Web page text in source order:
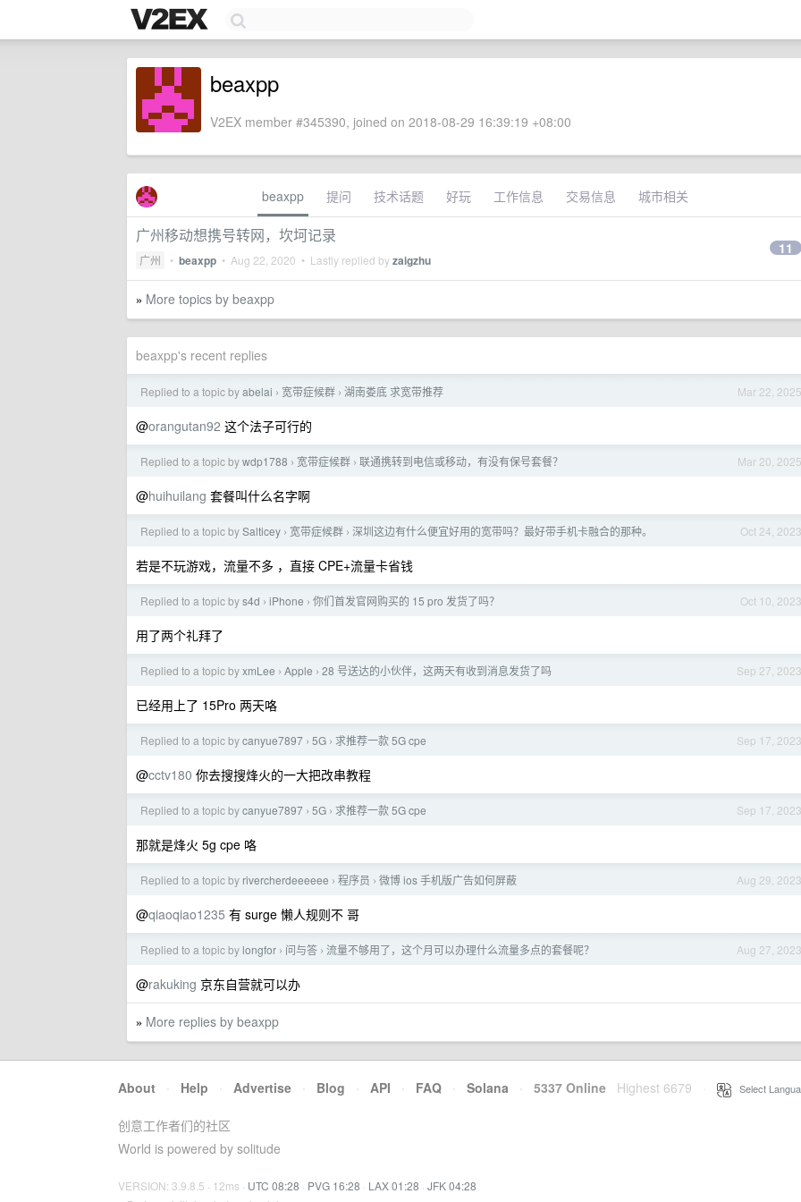
beaxpp
V2EX member #345390, joined on 2018-08-29 16:39:19 +08:00
beaxpp 提问 技术话题 好玩 工作信息 交易信息 城市相关
广州移动想携号转网，坎坷记录
广州 • beaxpp • Aug 22, 2020 • Lastly replied byzaigzhu
11
» More topics by beaxpp
beaxpp's recent replies
Mar 22, 2025
Replied to a topic byabelai › 宽带症候群 › 湖南娄底 求宽带推荐
@orangutan92 这个法子可行的
Mar 20, 2025
Replied to a topic bywdp1788 › 宽带症候群 › 联通携转到电信或移动，有没有保号套餐？
@huihuilang 套餐叫什么名字啊
Oct 24, 2023
Replied to a topic bySalticey › 宽带症候群 › 深圳这边有什么便宜好用的宽带吗？最好带手机卡融合的那种。
若是不玩游戏，流量不多 ，直接 CPE+流量卡省钱
Oct 10, 2023
Replied to a topic bys4d › iPhone › 你们首发官网购买的 15 pro 发货了吗？
用了两个礼拜了
Sep 27, 2023
Replied to a topic byxmLee › Apple › 28 号送达的小伙伴，这两天有收到消息发货了吗
已经用上了 15Pro 两天咯
Sep 17, 2023
Replied to a topic bycanyue7897 › 5G › 求推荐一款 5G cpe
@cctv180 你去搜搜烽火的一大把改串教程
Sep 17, 2023
Replied to a topic bycanyue7897 › 5G › 求推荐一款 5G cpe
那就是烽火 5g cpe 咯
Aug 29, 2023
Replied to a topic by rivercherdeeeeee › 程序员 › 微博 ios 手机版广告如何屏蔽
@qiaoqiao1235 有 surge 懒人规则不 哥
Aug 27, 2023
Replied to a topic by longfor › 问与答 › 流量不够用了，这个月可以办理什么流量多点的套餐呢？
@rakuking 京东自营就可以办
» More replies by beaxpp
About · Help · Advertise · Blog · API · FAQ · Solana · 5337 Online Highest 6679 Select
创意工作者们的社区
World is powered by solitude
VERSION: 3.9.8.5 · 12ms · UTC 08:28 · PVG 16:28 · LAX 01:28 · JFK 04:28